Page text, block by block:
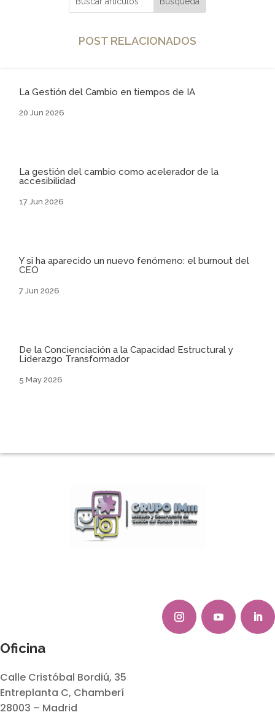
POST RELACIONADOS
La Gestión del Cambio en tiempos de IA
20 Jun 2026
La gestión del cambio como acelerador de la
accesibilidad
17 Jun 2026
Y si ha aparecido un nuevo fenómeno: el burnout del
CEO
7 Jun 2026
De la Concienciación a la Capacidad Estructural y
Liderazgo Transformador
5 May 2026
Oficina
Calle Cristóbal Bordiú, 35
Entreplanta C, Chamberí
28003 – Madrid